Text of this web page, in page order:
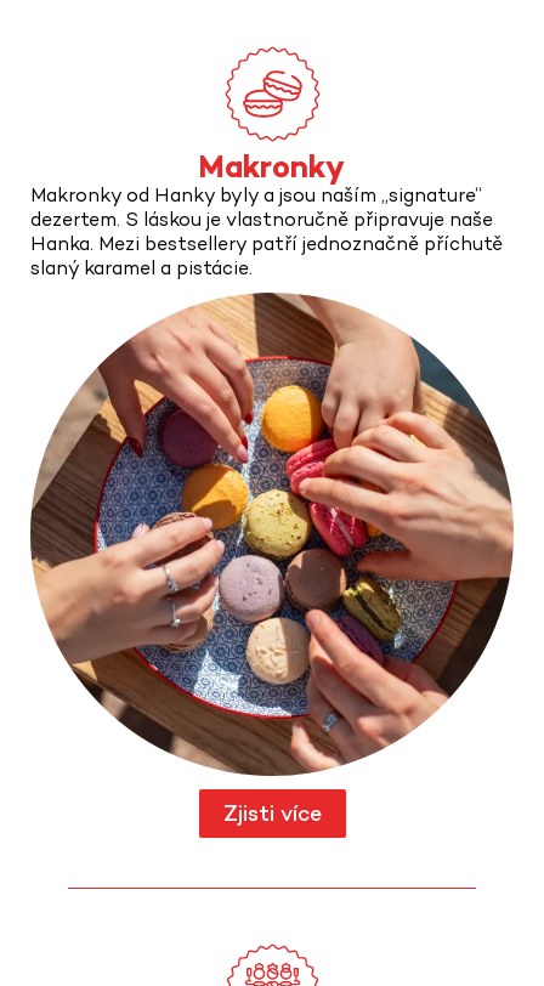
Makronky
Makronky od Hanky byly a jsou naším „signature“
dezertem. S láskou je vlastnoručně připravuje naše
Hanka. Mezi bestsellery patří jednoznačně příchutě
slaný karamel a pistácie.
Zjisti více